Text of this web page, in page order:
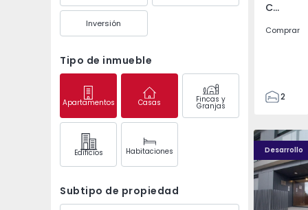
Inversión
Tipo de inmueble
Apartamentos Casas Fincas y
Granjas
Edifícios Habitaciones
Subtipo de propiedad
Campo de Ourique, Lisboa
Comprar
2
54
56
1
Desarrollo
Caulinos